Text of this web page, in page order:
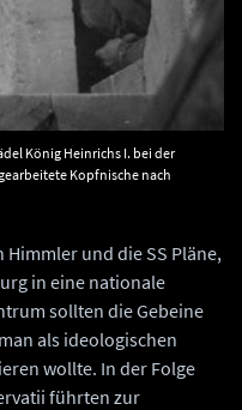
König Heinrichs I. bei der
Kopfnische nach
und die SS Pläne,
in eine nationale
sollten die Gebeine
als ideologischen
wollte. In der Folge
führten zur